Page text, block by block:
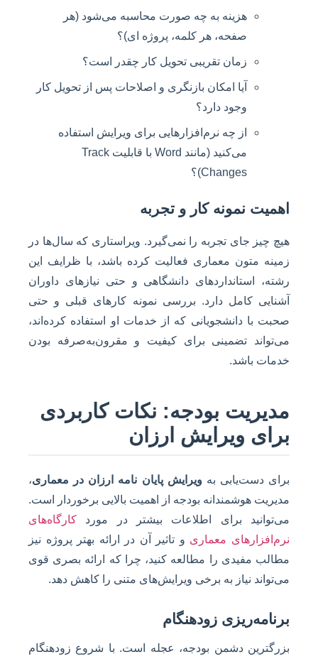
هزینه به چه صورت محاسبه می‌شود (هر
صفحه، هر کلمه، پروژه ای)؟
زمان تقریبی تحویل کار چقدر است؟
آیا امکان بازنگری و اصلاحات پس از تحویل کار
وجود دارد؟
از چه نرم‌افزارهایی برای ویرایش استفاده
می‌کنید (مانند Word با قابلیت Track
Changes)؟
اهمیت نمونه کار و تجربه
هیچ چیز جای تجربه را نمی‌گیرد. ویراستاری که سال‌ها در
زمینه متون معماری فعالیت کرده باشد، با ظرایف این
رشته، استانداردهای دانشگاهی و حتی نیازهای داوران
آشنایی کامل دارد. بررسی نمونه کارهای قبلی و حتی
صحبت با دانشجویانی که از خدمات او استفاده کرده‌اند،
می‌تواند تضمینی برای کیفیت و مقرون‌به‌صرفه بودن
خدمات باشد.
مدیریت بودجه: نکات کاربردی
برای ویرایش ارزان
برای دست‌یابی بهویرایش پایان نامه ارزان در معماری،
مدیریت هوشمندانه بودجه از اهمیت بالایی برخوردار است.
می‌توانید برای اطلاعات بیشتر در مورد کارگاه‌های
نرم‌افزارهای معماری و تاثیر آن در ارائه بهتر پروژه نیز
مطالب مفیدی را مطالعه کنید، چرا که ارائه بصری قوی
می‌تواند نیاز به برخی ویرایش‌های متنی را کاهش دهد.
برنامه‌ریزی زودهنگام
بزرگترین دشمن بودجه، عجله است. با شروع زودهنگام